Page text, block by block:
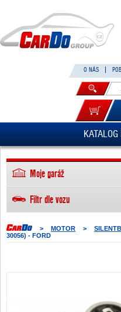
O NÁS
KATALOG
> MOTOR >
30056) - FORD
Moje garáž
Filtr dle vozu